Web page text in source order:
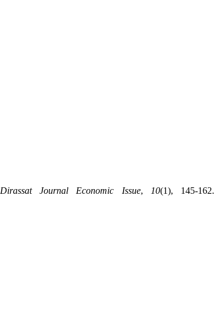
Dirassat Journal Economic Issue, 10(1), 145-162.